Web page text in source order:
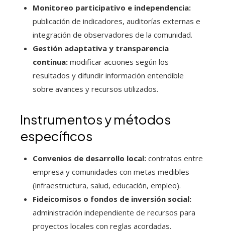
Monitoreo participativo e independencia:
publicación de indicadores, auditorías externas e
integración de observadores de la comunidad.
Gestión adaptativa y transparencia
continua: modificar acciones según los
resultados y difundir información entendible
sobre avances y recursos utilizados.
Instrumentos y métodos
específicos
Convenios de desarrollo local: contratos entre
empresa y comunidades con metas medibles
(infraestructura, salud, educación, empleo).
Fideicomisos o fondos de inversión social:
administración independiente de recursos para
proyectos locales con reglas acordadas.